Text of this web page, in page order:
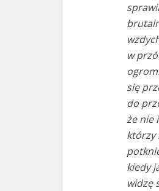
w
się
do
że nie
którzy
kiedy
widzę